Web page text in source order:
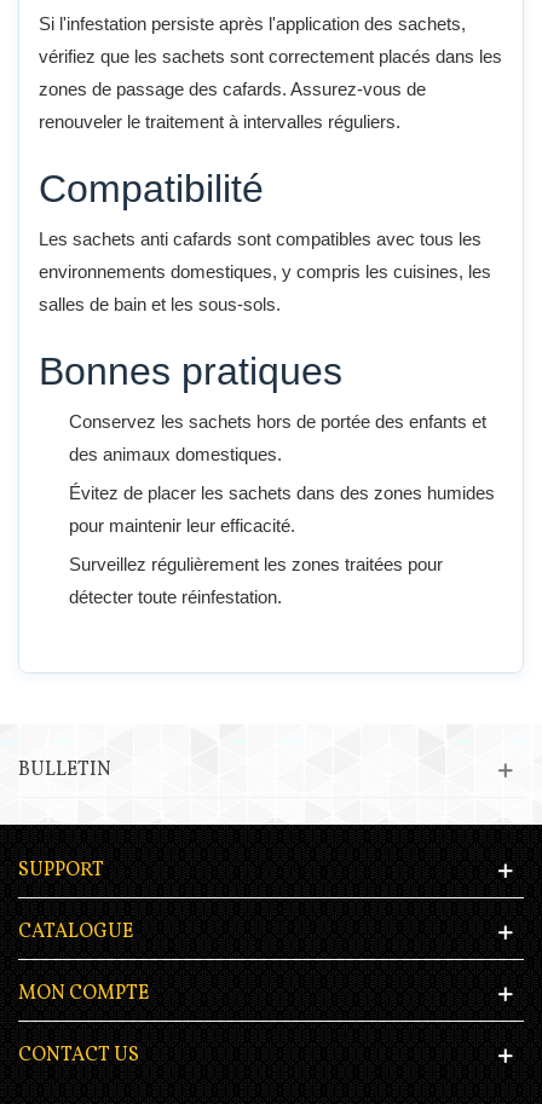
Si l'infestation persiste après l'application des sachets,
vérifiez que les sachets sont correctement placés dans les
zones de passage des cafards. Assurez-vous de
renouveler le traitement à intervalles réguliers.
Compatibilité
Les sachets anti cafards sont compatibles avec tous les
environnements domestiques, y compris les cuisines, les
salles de bain et les sous-sols.
Bonnes pratiques
Conservez les sachets hors de portée des enfants et
des animaux domestiques.
Évitez de placer les sachets dans des zones humides
pour maintenir leur efficacité.
Surveillez régulièrement les zones traitées pour
détecter toute réinfestation.
BULLETIN
SUPPORT
CATALOGUE
MON COMPTE
CONTACT US